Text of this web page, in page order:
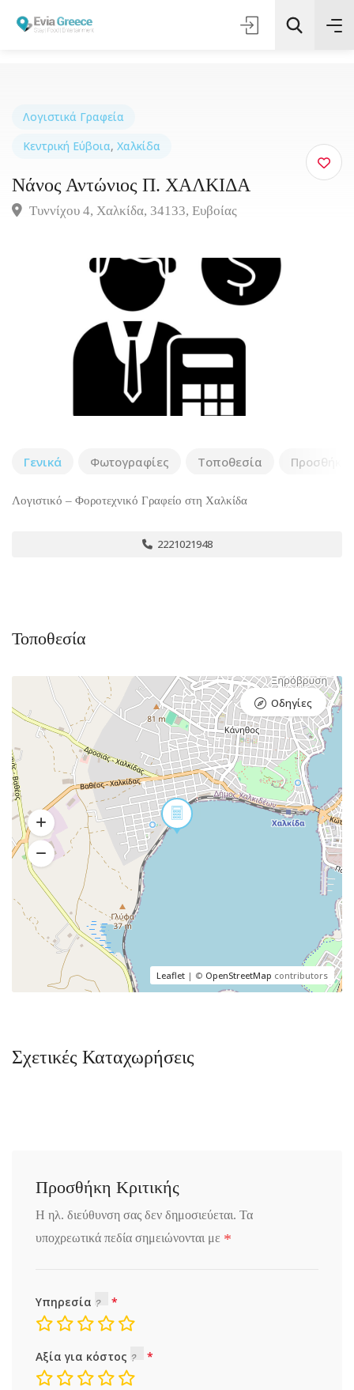
Λογιστικά Γραφεία
Κεντρική Εύβοια, Χαλκίδα
Νάνος Αντώνιος Π. ΧΑΛΚΙΔΑ
Τυννίχου 4, Χαλκίδα, 34133, Ευβοίας
Γενικά Φωτογραφίες Τοποθεσία Προσθήκη
Λογιστικό – Φοροτεχνικό Γραφείο στη Χαλκίδα
2221021948
Τοποθεσία
Leaflet | © OpenStreetMap contributors
Οδηγίες
Σχετικές Καταχωρήσεις
Προσθήκη Κριτικής
Η ηλ. διεύθυνση σας δεν δημοσιεύεται. Τα
υποχρεωτικά πεδία σημειώνονται με *
Υπηρεσία
Αξία για κόστος